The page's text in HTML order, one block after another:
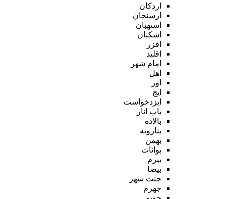
اردکان
ارسنجان
استهبان
اشکنان
افزر
اقلید
امام شهر
اهل
اوز
ایج
ایزدخواست
باب انار
بالاده
بنارویه
بهمن
بوانات
بیرم
بیضا
جنت شهر
جهرم